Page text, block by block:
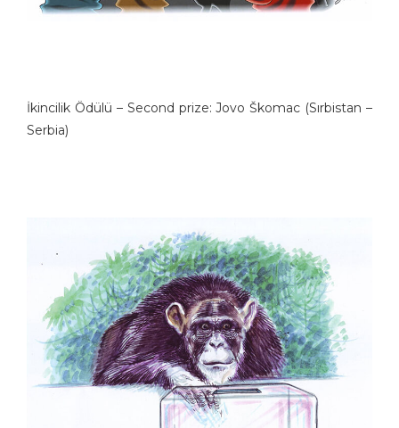
İkincilik Ödülü – Second prize: Jovo Škomac (Sırbistan –
Sеrbia)